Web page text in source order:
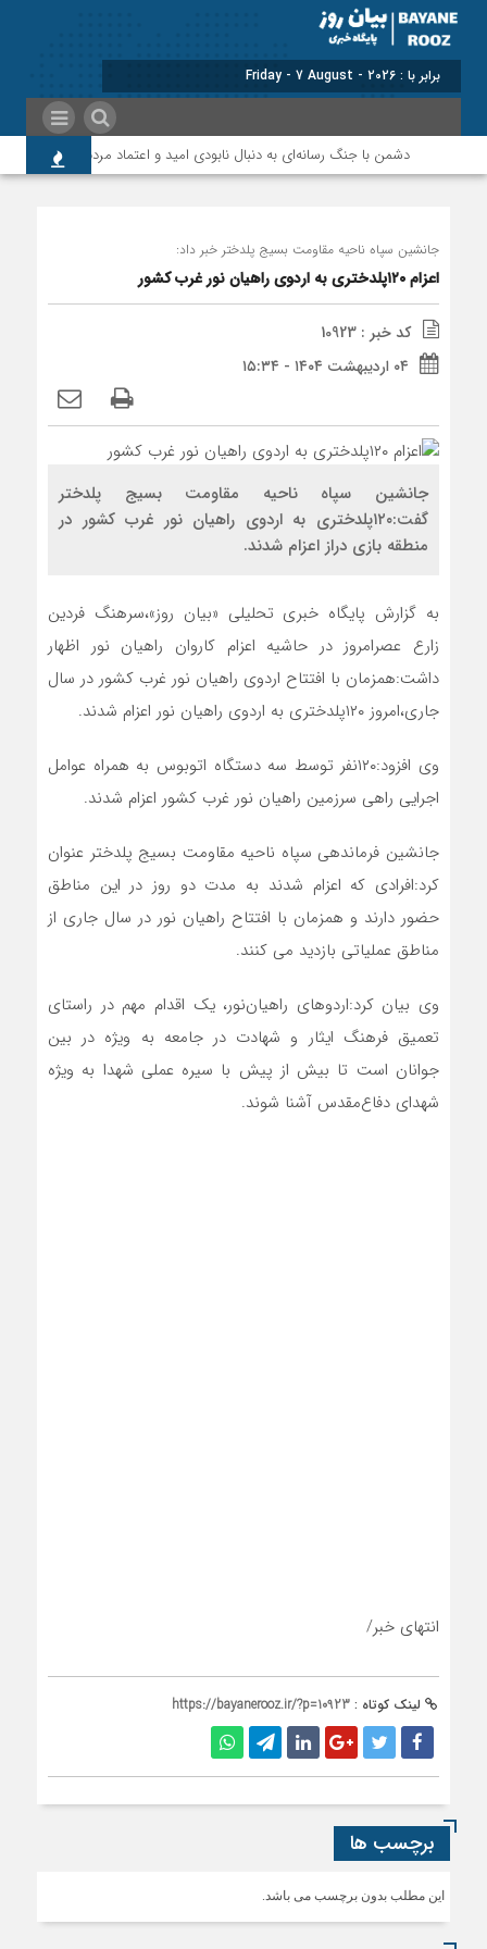
برابر با : Friday - 7 August - 2026
دشمن با جنگ رسانه‌ای به دنبال نابودی امید و اعتماد مردم است
جانشین سپاه ناحیه مقاومت بسیج پلدختر خبر داد:
اعزام ۱۲۰پلدختری به اردوی راهیان نور غرب کشور
کد خبر : 10923
۰۴ اردیبهشت ۱۴۰۴ - ۱۵:۳۴
جانشین سپاه ناحیه مقاومت بسیج پلدختر
گفت:۱۲۰پلدختری به اردوی راهیان نور غرب کشور در
منطقه بازی دراز اعزام شدند.
به گزارش پایگاه خبری تحلیلی «بیان روز»،سرهنگ فردین
زارع عصرامروز در حاشیه اعزام کاروان راهیان نور اظهار
داشت:همزمان با افتتاح اردوی راهیان نور غرب کشور در سال
جاری،امروز ۱۲۰پلدختری به اردوی راهیان نور اعزام شدند.
وی افزود:۱۲۰نفر توسط سه دستگاه اتوبوس به همراه عوامل
اجرایی راهی سرزمین راهیان نور غرب کشور اعزام شدند.
جانشین فرماندهی سپاه ناحیه مقاومت بسیج پلدختر عنوان
کرد:افرادی که اعزام شدند به مدت دو روز در این مناطق
حضور دارند و همزمان با افتتاح راهیان نور در سال جاری از
مناطق عملیاتی بازدید می کنند.
وی بیان کرد:اردو‌های راهیان‌نور، یک اقدام مهم در راستای
تعمیق فرهنگ ایثار و شهادت در جامعه به ویژه در بین
جوانان است تا بیش از پیش با سیره عملی شهدا به ویژه
شهدای دفاع‌مقدس آشنا شوند.
انتهای خبر/
لینک کوتاه : https://bayanerooz.ir/?p=10923
برچسب ها
این مطلب بدون برچسب می باشد.